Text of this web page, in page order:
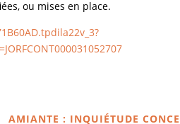
ou mises en place.
AMIANTE : INQUIÉTUDE